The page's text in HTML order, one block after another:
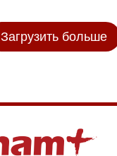
Загрузить больше